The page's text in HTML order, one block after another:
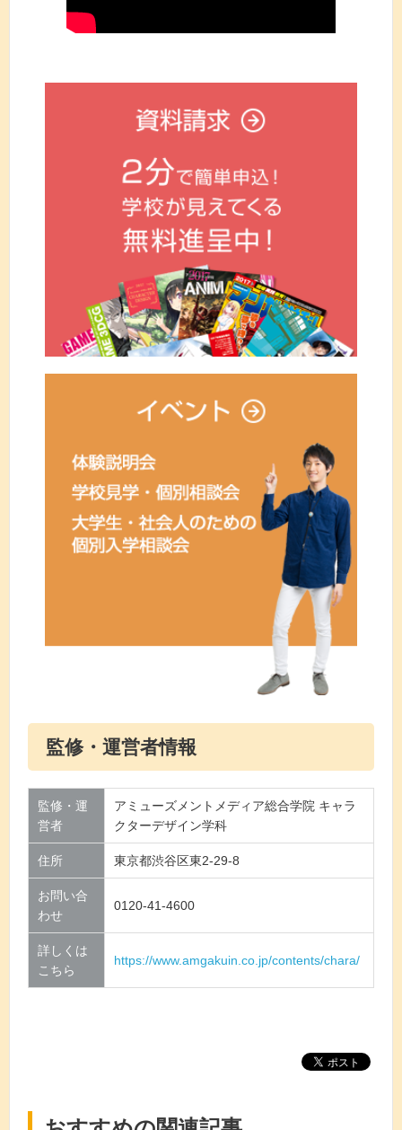
監修・運営者情報
監修・運
営者
アミューズメントメディア総合学院 キャラ
クターデザイン学科
住所 東京都渋谷区東2-29-8
お問い合
わせ
0120-41-4600
詳しくは
こちら
https://www.amgakuin.co.jp/contents/chara/